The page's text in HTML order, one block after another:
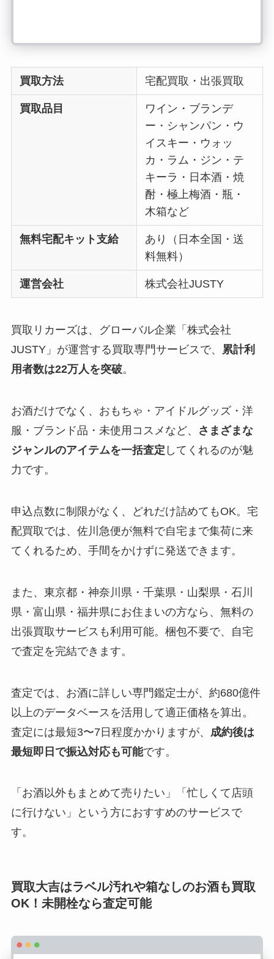
買取方法 宅配買取・出張買取
買取品目
ワイン・ブランデ
ー・シャンパン・ウ
イスキー・ウォッ
カ・ラム・ジン・テ
キーラ・日本酒・焼
酎・極上梅酒・瓶・
木箱など
無料宅配キット支給
あり（日本全国・送
料無料）
運営会社 株式会社JUSTY
買取リカーズは、グローバル企業「株式会社
JUSTY」が運営する買取専門サービスで、
累計利
用者数は22万人を突破。
お酒だけでなく、おもちゃ・アイドルグッズ・洋
服・ブランド品・未使用コスメなど、
さまざまな
ジャンルのアイテムを一括査定 してくれるのが魅
力です。
申込点数に制限がなく、どれだけ詰めてもOK。宅
配買取では、佐川急便が無料で自宅まで集荷に来
てくれるため、手間をかけずに発送できます。
また、東京都・神奈川県・千葉県・山梨県・石川
県・富山県・福井県にお住まいの方なら、無料の
出張買取サービスも利用可能。梱包不要で、自宅
で査定を完結できます。
査定では、お酒に詳しい専門鑑定士が、約680億件
以上のデータベースを活用して適正価格を算出。
査定には最短3〜7日程度かかりますが、 成約後は
最短即日で振込対応も可能です。
「お酒以外もまとめて売りたい」「忙しくて店頭
に行けない」という方におすすめのサービスで
す。
買取大吉はラベル汚れや箱なしのお酒も買取
OK！未開栓なら査定可能